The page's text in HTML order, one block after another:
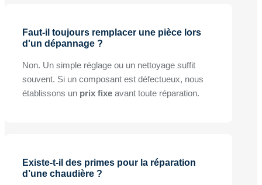
Faut-il toujours remplacer une pièce lors
d'un dépannage ?
Non. Un simple réglage ou un nettoyage suffit
souvent. Si un composant est défectueux, nous
établissons un prix fixe avant toute réparation.
Existe-t-il des primes pour la réparation
d’une chaudière ?